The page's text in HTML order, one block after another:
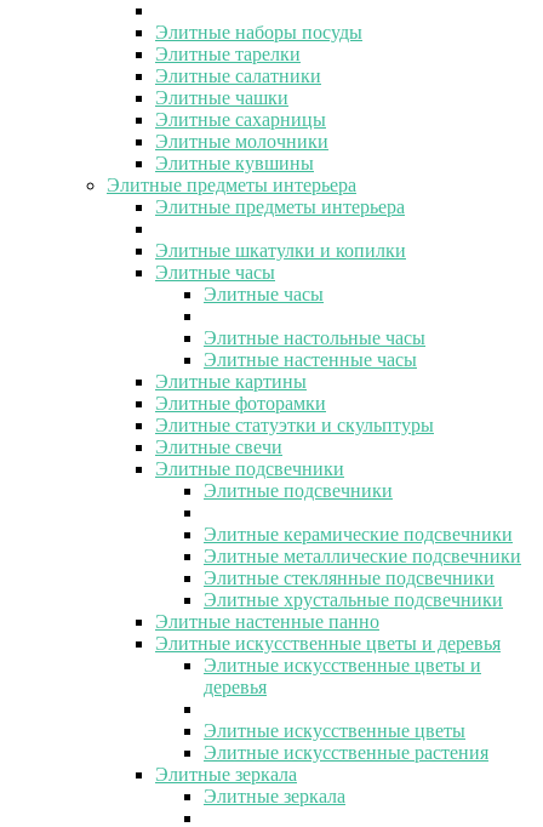
Элитные наборы посуды
Элитные тарелки
Элитные салатники
Элитные чашки
Элитные сахарницы
Элитные молочники
Элитные кувшины
Элитные предметы интерьера
Элитные предметы интерьера
Элитные шкатулки и копилки
Элитные часы
Элитные часы
Элитные настольные часы
Элитные настенные часы
Элитные картины
Элитные фоторамки
Элитные статуэтки и скульптуры
Элитные свечи
Элитные подсвечники
Элитные подсвечники
Элитные керамические подсвечники
Элитные металлические подсвечники
Элитные стеклянные подсвечники
Элитные хрустальные подсвечники
Элитные настенные панно
Элитные искусственные цветы и деревья
Элитные искусственные цветы и
деревья
Элитные искусственные цветы
Элитные искусственные растения
Элитные зеркала
Элитные зеркала